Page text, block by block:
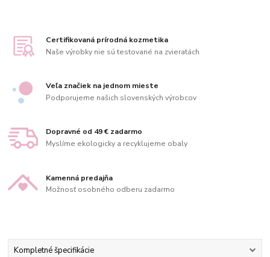
Certifikovaná prírodná kozmetika
Naše výrobky nie sú testované na zvieratách
Veľa značiek na jednom mieste
Podporujeme našich slovenských výrobcov
Dopravné od 49 € zadarmo
Myslíme ekologicky a recyklujeme obaly
Kamenná predajňa
Možnosť osobného odberu zadarmo
Kompletné špecifikácie